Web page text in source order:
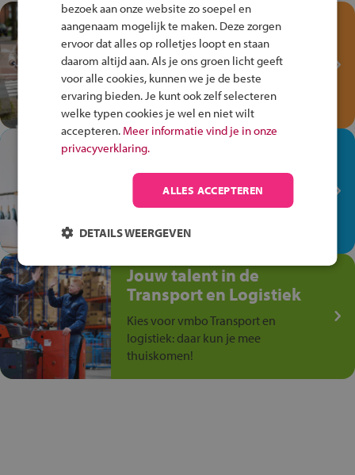
Test je kennis met het
Fiets Veilig
Verkeersspel!
Speel het Fiets Veilig Verkeersspel
en win een Cortina-fiets!
In de winkel ben je op je
plek!
Ontdek via het vmbo jouw talent
op de winkelvloer, waar elke dag
anders is!
Jouw talent in de
Transport en Logistiek
Kies voor vmbo Transport en
logistiek: daar kun je mee
thuiskomen!
bezoek aan onze website zo soepel en
aangenaam mogelijk te maken. Deze zorgen
ervoor dat alles op rolletjes loopt en staan
daarom altijd aan. Als je ons groen licht geeft
voor alle cookies, kunnen we je de beste
ervaring bieden. Je kunt ook zelf selecteren
welke typen cookies je wel en niet wilt
accepteren. Meer informatie vind je in onze
privacyverklaring.
ALLES ACCEPTEREN
DETAILS WEERGEVEN